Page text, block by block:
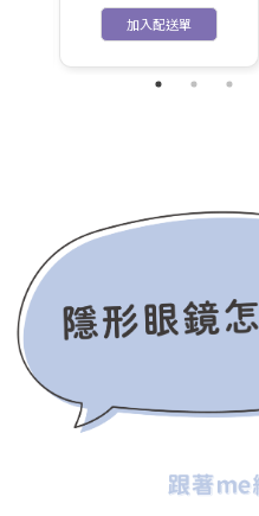
加入配送單